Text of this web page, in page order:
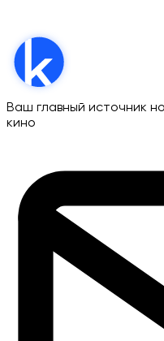
Ваш главный источник
кино